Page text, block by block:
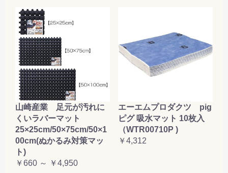
山崎産業 足元が汚れに
くいラバーマット
25×25cm/50×75cm/50×1
00cm(ぬかるみ対策マッ
ト)
￥660 ～ ￥4,950
エーエムプロダクツ pig
ピグ 吸水マット 10枚入
（WTR00710P )
￥4,312